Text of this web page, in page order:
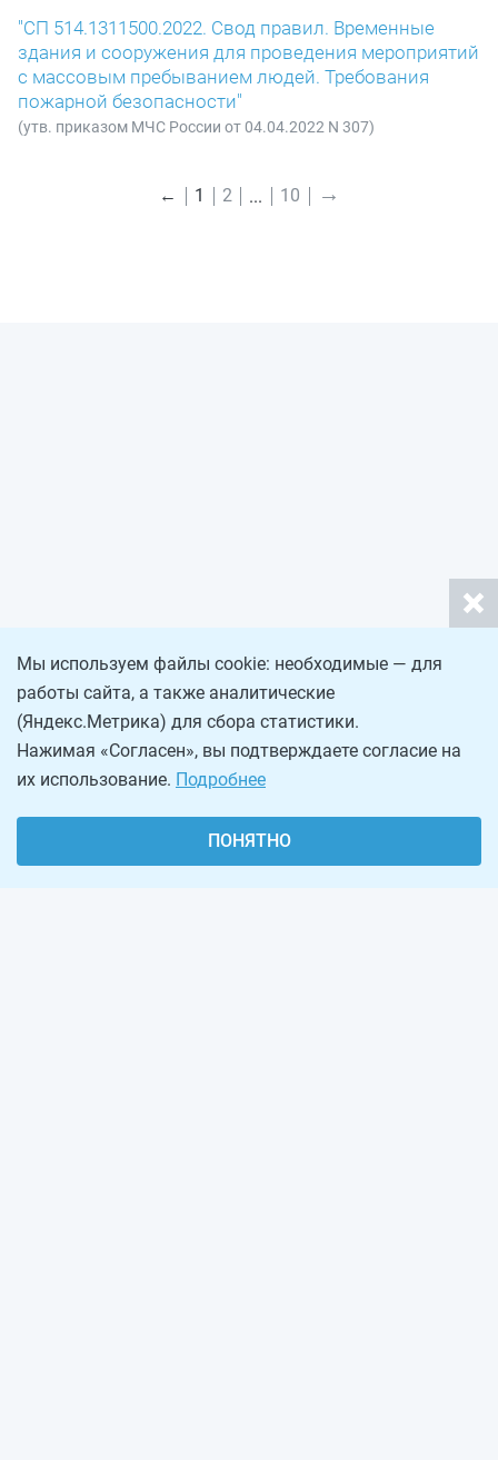
"СП 514.1311500.2022. Свод правил. Временные
здания и сооружения для проведения мероприятий
с массовым пребыванием людей. Требования
пожарной безопасности"
(утв. приказом МЧС России от 04.04.2022 N 307)
← 1 2 10 →
Мы используем файлы cookie: необходимые — для
работы сайта, а также аналитические
(Яндекс.Метрика) для сбора статистики.
Нажимая «Согласен», вы подтверждаете согласие на
их использование. Подробнее
ПОНЯТНО